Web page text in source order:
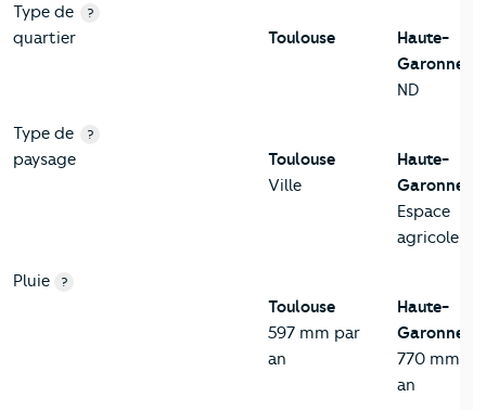
Type de
quartier
?
Toulouse
Haute-
Garonne
ND
Type de
paysage
?
Toulouse
Ville
Haute-
Garonne
Espace
agricole
Pluie ?
Toulouse
597 mm par
an
Haute-
Garonne
770 mm
an